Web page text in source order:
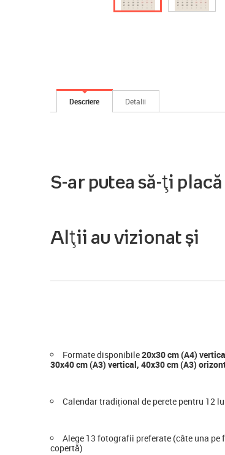
Descriere Detalii
S-ar putea să-ți placă
Alții au vizionat și
Formate disponibile20x30 cm (A4)
30x40 cm (A3) vertical, 40x30 cm (A3)
Calendar tradițional de perete pentru 12
Alege 13 fotografii preferate (câte una pe
copertă)